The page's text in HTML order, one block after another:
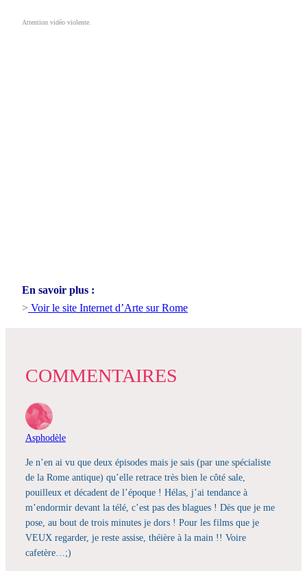
Attention vidéo violente.
En savoir plus :
> Voir le site Internet d’Arte sur Rome
COMMENTAIRES
Asphodèle
Je n’en ai vu que deux épisodes mais je sais (par une spécialiste
de la Rome antique) qu’elle retrace très bien le côté sale,
pouilleux et décadent de l’époque ! Hélas, j’ai tendance à
m’endormir devant la télé, c’est pas des blagues ! Dès que je me
pose, au bout de trois minutes je dors ! Pour les films que je
VEUX regarder, je reste assise, théière à la main !! Voire
cafetère…;)